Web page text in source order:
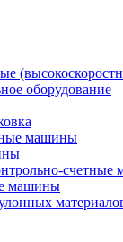
оборудование
машины
машины